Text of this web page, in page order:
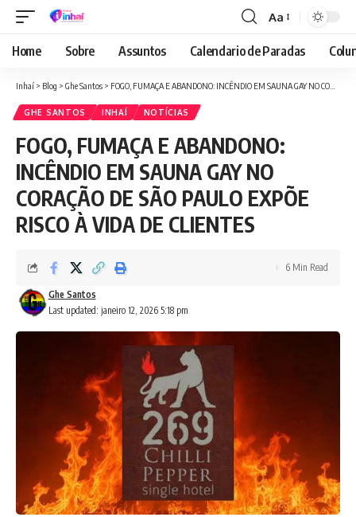
Font
Resizer
Aa
Home Sobre Assuntos Calendario de Paradas
Inhaí > Blog > Ghe Santos > FOGO, FUMAÇA E ABANDONO: INCÊNDIO EM SAUNA GAY NO CORAÇÃO DE SÃO PAULO EXPÕE RISCO À VIDA DE CLIENTES
GHE SANTOS INHAÍ NOTÍCIAS
FOGO, FUMAÇA E ABANDONO:
INCÊNDIO EM SAUNA GAY NO
CORAÇÃO DE SÃO PAULO EXPÕE
RISCO À VIDA DE CLIENTES
Last updated: janeiro 12, 2026 5:18 pm
Ghe Santos
6 Min Read